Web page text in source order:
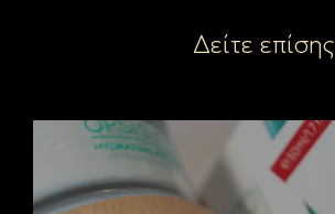
Δείτε επίσης